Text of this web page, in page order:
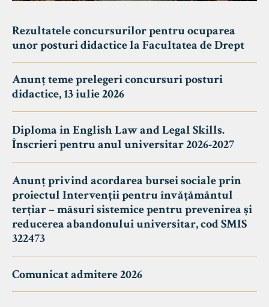
Rezultatele concursurilor pentru ocuparea
unor posturi didactice la Facultatea de Drept
Anunț teme prelegeri concursuri posturi
didactice, 13 iulie 2026
Diploma in English Law and Legal Skills.
Înscrieri pentru anul universitar 2026-2027
Anunț privind acordarea bursei sociale prin
proiectul Intervenții pentru învățământul
terțiar – măsuri sistemice pentru prevenirea și
reducerea abandonului universitar, cod SMIS
322473
Comunicat admitere 2026